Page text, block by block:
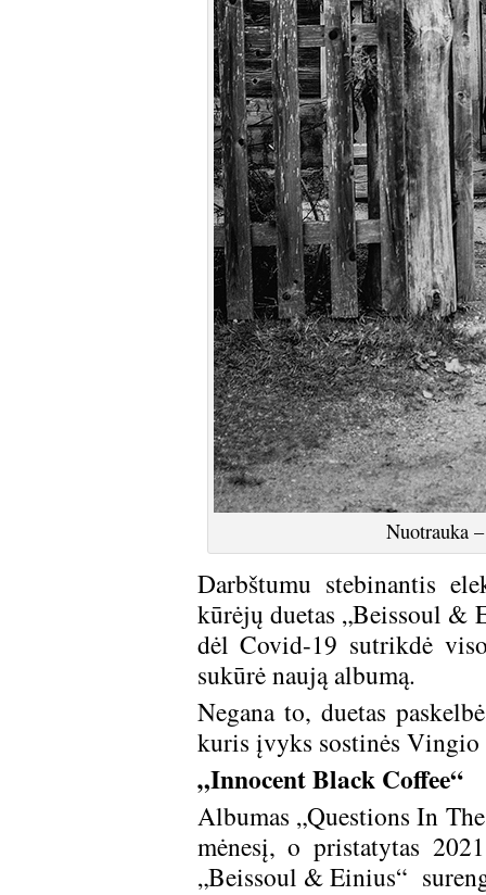
Nuotrauka
Darbštumu stebinantis
kūrėjų duetas „Beissoul &
dėl Covid-19 sutrikdė
sukūrė naują albumą.
Negana to, duetas
kuris įvyks sostinės
„Innocent Black Coffee“
Albumas „Questions In
mėnesį, o pristatytas
„Beissoul & Einius“